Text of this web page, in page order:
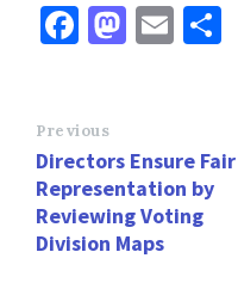
Fa
o
o
k
M
o
n
E
Previous
Directors Ensure Fair
Representation by
Reviewing Voting
Division Maps